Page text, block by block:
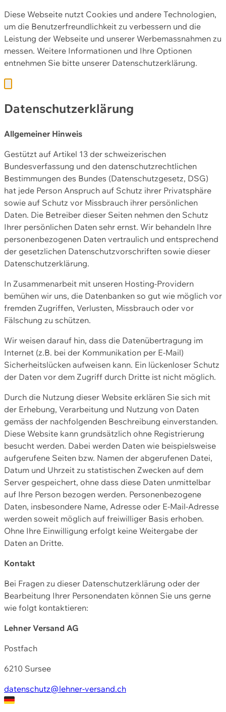
Diese Webseite nutzt Cookies und andere Technologien,
um die Benutzerfreundlichkeit zu verbessern und die
Leistung der Webseite und unserer Werbemassnahmen zu
messen. Weitere Informationen und Ihre Optionen
entnehmen Sie bitte unserer Datenschutzerklärung.
Datenschutzerklärung
Allgemeiner Hinweis
Gestützt auf Artikel 13 der schweizerischen
Bundesverfassung und den datenschutzrechtlichen
Bestimmungen des Bundes (Datenschutzgesetz, DSG)
hat jede Person Anspruch auf Schutz ihrer Privatsphäre
sowie auf Schutz vor Missbrauch ihrer persönlichen
Daten. Die Betreiber dieser Seiten nehmen den Schutz
Ihrer persönlichen Daten sehr ernst. Wir behandeln Ihre
personenbezogenen Daten vertraulich und entsprechend
der gesetzlichen Datenschutzvorschriften sowie dieser
Datenschutzerklärung.
In Zusammenarbeit mit unseren Hosting-Providern
bemühen wir uns, die Datenbanken so gut wie möglich vor
fremden Zugriffen, Verlusten, Missbrauch oder vor
Fälschung zu schützen.
Wir weisen darauf hin, dass die Datenübertragung im
Internet (z.B. bei der Kommunikation per E-Mail)
Sicherheitslücken aufweisen kann. Ein lückenloser Schutz
der Daten vor dem Zugriff durch Dritte ist nicht möglich.
Durch die Nutzung dieser Website erklären Sie sich mit
der Erhebung, Verarbeitung und Nutzung von Daten
gemäss der nachfolgenden Beschreibung einverstanden.
Diese Website kann grundsätzlich ohne Registrierung
besucht werden. Dabei werden Daten wie beispielsweise
aufgerufene Seiten bzw. Namen der abgerufenen Datei,
Datum und Uhrzeit zu statistischen Zwecken auf dem
Server gespeichert, ohne dass diese Daten unmittelbar
auf Ihre Person bezogen werden. Personenbezogene
Daten, insbesondere Name, Adresse oder E-Mail-Adresse
werden soweit möglich auf freiwilliger Basis erhoben.
Ohne Ihre Einwilligung erfolgt keine Weitergabe der
Daten an Dritte.
Kontakt
Bei Fragen zu dieser Datenschutzerklärung oder der
Bearbeitung Ihrer Personendaten können Sie uns gerne
wie folgt kontaktieren:
Lehner Versand AG
Postfach
6210 Sursee
datenschutz@lehner-versand.ch